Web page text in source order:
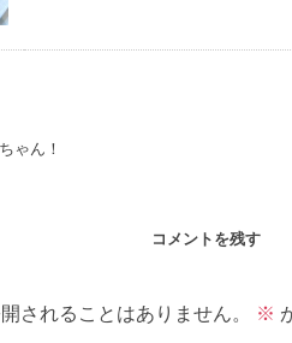
ゃん！
コメントを残す
されることはありません。 ※